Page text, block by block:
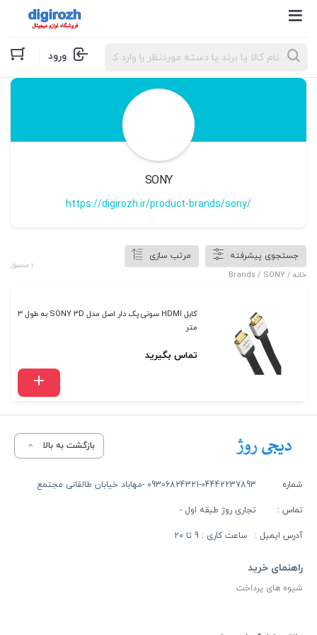
Products
search ورود
SONY
https://digirozh.ir/product-brands/sony/
جستجوی پیشرفته
مرتب سازی
خانه / Brands / SONY
1 محصول
کابل HDMI سونی پک دار اصل مدل SONY 3D به طول 3
متر
تماس بگیرید
بازگشت به بالا
شماره
تماس :
09306824321-04442237893 -مهاباد خیابان طالقانی مجتمع
تجاری روژ طبقه اول -
آدرس ایمیل : ساعت کاری : 9 تا 20
راهنمای خرید
شیوه های پرداخت